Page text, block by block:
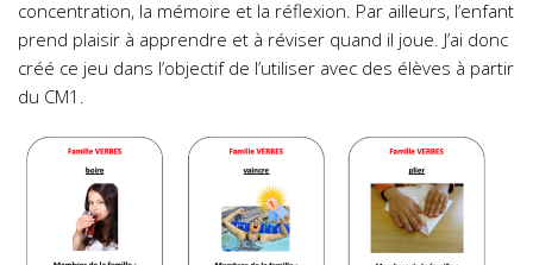
concentration, la mémoire et la réflexion. Par ailleurs, l’enfant
prend plaisir à apprendre et à réviser quand il joue. J’ai donc
créé ce jeu dans l’objectif de l’utiliser avec des élèves à partir
du CM1.